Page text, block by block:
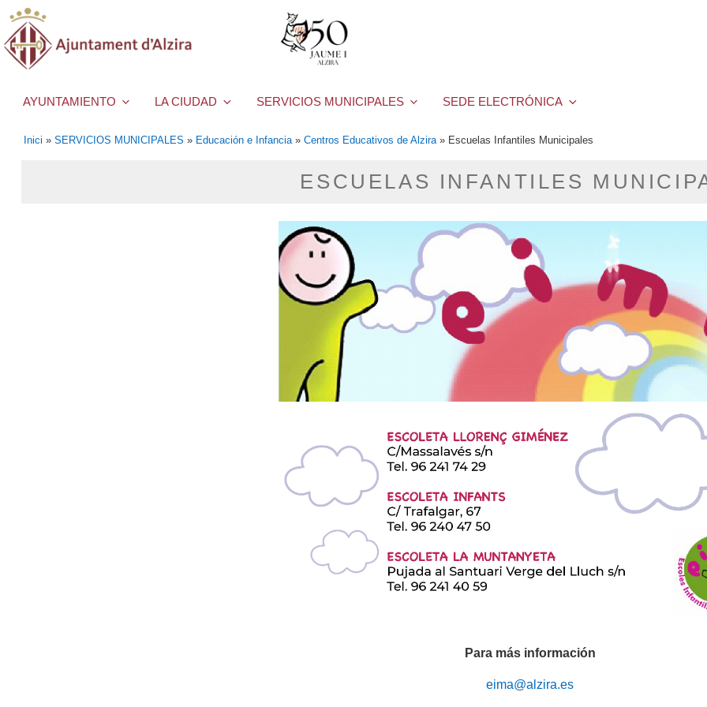
AYUNTAMIENTO LA CIUDAD SERVICIOS MUNICIPALES SEDE ELECTRÓNICA
Inici » SERVICIOS MUNICIPALES » Educación e Infancia » Centros Educativos de Alzira » Escuelas Infantiles Municipales
ESCUELAS INFANTILES
Para más información
eima@alzira.es